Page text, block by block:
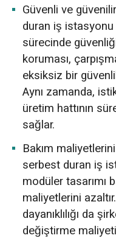
Güvenli ve
duran iş
sürecinde
koruması,
eksiksiz bir
Aynı zamanda,
üretim hattının
sağlar.
Bakım
serbest duran iş
modüler tasarımı
maliyetlerini
dayanıklılığı da
değiştirme